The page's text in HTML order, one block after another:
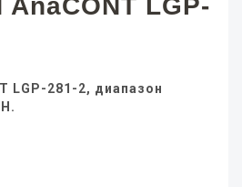
AnaCONT LGP-
LGP-281-2, диапазон